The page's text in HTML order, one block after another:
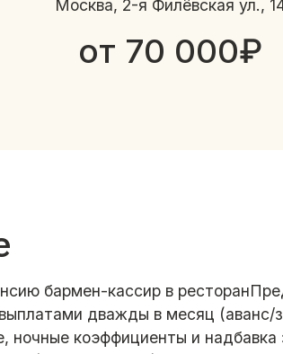
Москва, 2-я Филёвская ул.,
от 70 000₽
бармен-кассир в
дважды в месяц (аванс/
ночные коэффициенты и